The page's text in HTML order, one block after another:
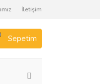
İletişim
Sepetim